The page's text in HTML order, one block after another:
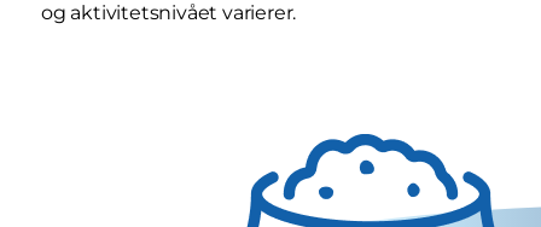
og aktivitetsnivået varierer.